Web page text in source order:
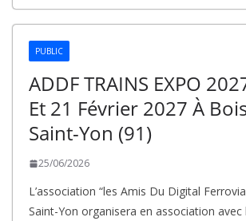
PUBLIC
ADDF TRAINS EXPO
Et 21 Février 2027 À
Saint-Yon (91)
25/06/2026
L’association “les Amis Du Digital
Saint-Yon organisera en association avec